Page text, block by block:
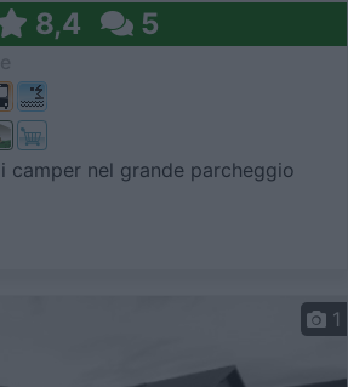
8,4 5
camper nel grande parcheggio
1